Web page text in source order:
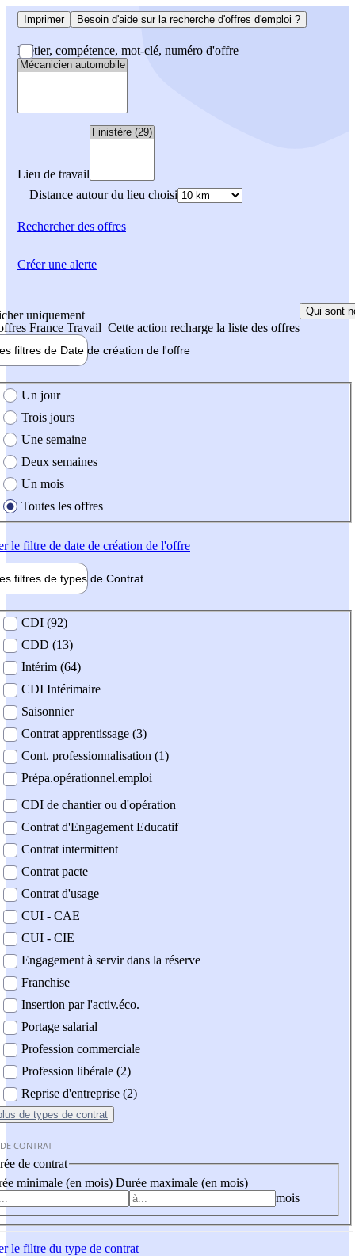
Imprimer Besoin d'aide sur la recherche d'offres d'emploi ?
Métier, compétence, mot-clé, numéro d'offre
Lieu de travail
Distance autour du lieu choisi
Rechercherdes offres
uniquement
France Travail Cette action recharge la liste des offres
Qui sont
filtres de Date de création de l'offre
création de l'offre
Un jour
Trois jours
Une semaine
Deux semaines
Un mois
Toutes les offres
le filtre de date de création de l'offre
filtres de types de Contrat
contrat
CDI (92)
CDD (13)
Intérim (64)
CDI Intérimaire
Saisonnier
Contrat apprentissage (3)
Cont. professionnalisation (1)
Prépa.opérationnel.emploi
CDI de chantier ou d'opération
Contrat d'Engagement Educatif
Contrat intermittent
Contrat pacte
Contrat d'usage
CUI - CAE
CUI - CIE
Engagement à servir dans la réserve
Franchise
Insertion par l'activ.éco.
Portage salarial
Profession commerciale
Profession libérale (2)
Reprise d'entreprise (2)
de types de contrat
CONTRAT
de contrat
minimale (en mois) Durée maximale (en mois)
mois
le filtre du type de contrat
Créer une alerte